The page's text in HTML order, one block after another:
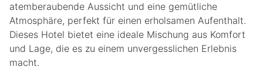
atemberaubende Aussicht und eine gemütliche
Atmosphäre, perfekt für einen erholsamen Aufenthalt.
Dieses Hotel bietet eine ideale Mischung aus Komfort
und Lage, die es zu einem unvergesslichen Erlebnis
macht.